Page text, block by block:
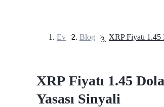
Ev > Blog >
XRP Fiyatı 1.45
Yasası Sinyali